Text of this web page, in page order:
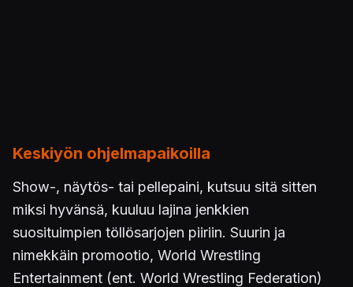
Keskiyön ohjelmapaikoilla
Show-, näytös- tai pellepaini, kutsuu sitä sitten
miksi hyvänsä, kuuluu lajina jenkkien
suosituimpien töllösarjojen piiriin. Suurin ja
nimekkäin promootio, World Wrestling
Entertainment (ent. World Wrestling Federation)